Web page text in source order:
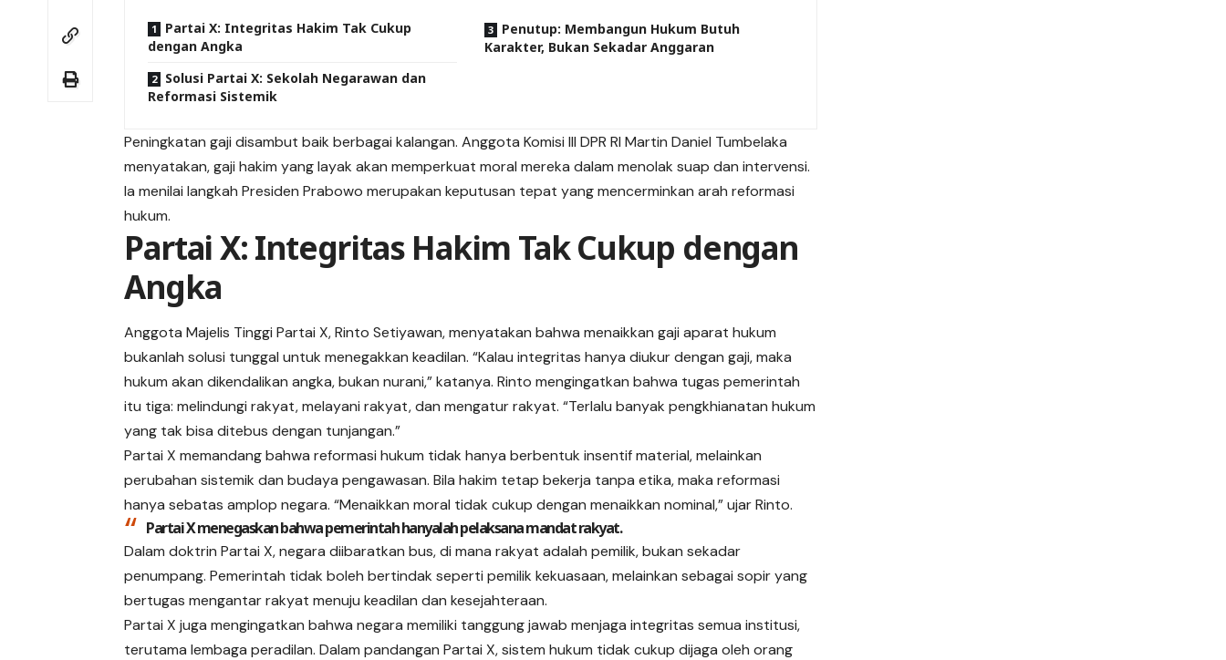
Partai X: Integritas Hakim Tak Cukup
dengan Angka
Solusi Partai X: Sekolah Negarawan dan
Reformasi Sistemik
Penutup: Membangun Hukum Butuh
Karakter, Bukan Sekadar Anggaran
Peningkatan gaji disambut baik berbagai kalangan. Anggota Komisi III DPR RI Martin Daniel Tumbelaka
menyatakan, gaji hakim yang layak akan memperkuat moral mereka dalam menolak suap danintervensi.
Ia menilai langkah Presiden Prabowo merupakan keputusan tepat yang mencerminkan arah reformasi
hukum.
Partai X: Integritas Hakim Tak Cukup dengan
Angka
Anggota Majelis Tinggi Partai X, Rinto Setiyawan, menyatakan bahwa menaikkan gaji aparat hukum
bukanlah solusi tunggal untuk menegakkan keadilan. “Kalau integritas hanya diukur dengan gaji, maka
hukum akan dikendalikan angka, bukan nurani,” katanya. Rinto mengingatkan bahwa tugas pemerintah
itu tiga: melindungi rakyat, melayani rakyat, dan mengatur rakyat. “Terlalu banyak pengkhianatan hukum
yang tak bisa ditebus dengan tunjangan.”
Partai X memandang bahwa reformasi hukum tidak hanya berbentuk insentif material, melainkan
perubahan sistemik dan budaya pengawasan. Bila hakim tetap bekerja tanpa etika, maka reformasi
hanya sebatas amplop negara. “Menaikkan moral tidak cukup dengan menaikkan nominal,” ujar Rinto.
Partai X menegaskan bahwa pemerintah hanyalah pelaksana mandat rakyat.
Dalam doktrin Partai X, negara diibaratkan bus, di mana rakyat adalah pemilik, bukan sekadar
penumpang. Pemerintah tidak boleh bertindak seperti pemilik kekuasaan, melainkan sebagai sopir yang
bertugas mengantar rakyat menuju keadilan dan kesejahteraan.
Partai X juga mengingatkan bahwa negara memiliki tanggung jawab menjaga integritas semua institusi,
terutama lembaga peradilan. Dalam pandangan Partai X, sistem hukum tidak cukup dijaga oleh orang